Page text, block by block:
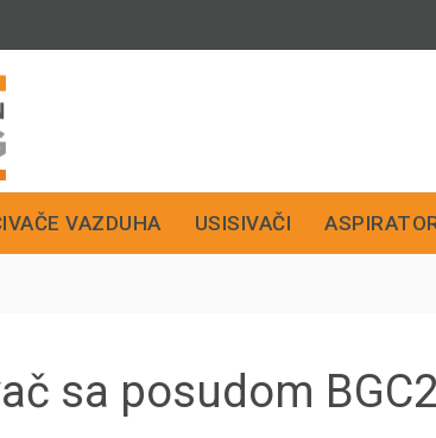
VAZDUHA USISIVAČI
sa posudom